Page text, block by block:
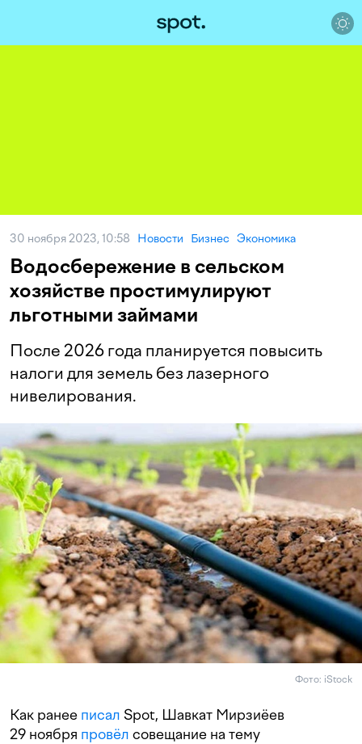
30 ноября 2023, 10:58 Новости Бизнес Экономика
Водосбережение в сельском
хозяйстве простимулируют
льготными займами
После 2026 года планируется повысить
налоги для земель без лазерного
нивелирования.
Фото: iStock
Как ранее писал Spot, Шавкат Мирзиёев
29 ноября провёл совещание на тему